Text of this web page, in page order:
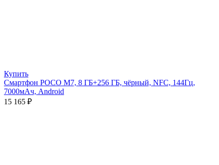
Купить
Смартфон POCO M7, 8 ГБ+256 ГБ, чёрный, NFC, 144Гц,
7000мАч, Android
15 165 ₽